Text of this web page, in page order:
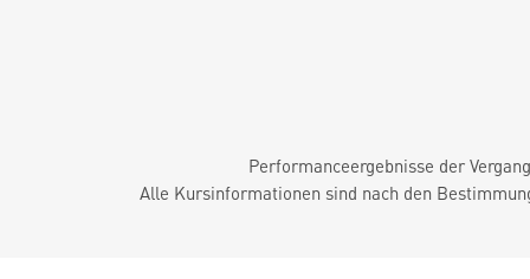
Performanceergebnisse der
Alle Kursinformationen sind nach den